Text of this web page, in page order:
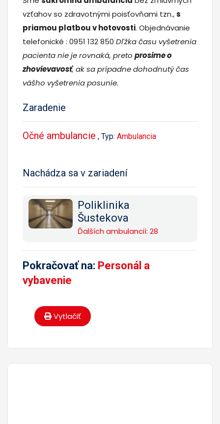
vzťahov so zdravotnými poisťovňami tzn.,s
priamou platbou v hotovosti. Objednávanie
telefonické : 0951 132 850 Dľžka času vyšetrenia
pacienta nie je rovnaká, preto prosime o
zhovievavosť, ak sa prípadne dohodnutý čas
vášho vyšetrenia posunie.
Zaradenie
Očné ambulancie , Typ: Ambulancia
Nachádza sa v zariadení
Poliklinika
Šustekova
Ďalších ambulancií: 28
Pokračovať na: Personál a
vybavenie
Vytlačiť